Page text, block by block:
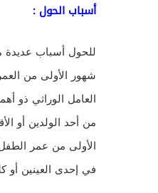
أسباب الحول :
للحول أسباب عديدة
شهور الأولى من
العامل الوراثي ذو
من أحد الولدين أو
الأولى من عمر
في إحدى العينين أو